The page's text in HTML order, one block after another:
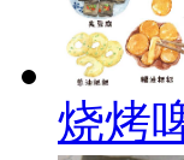
烧烤